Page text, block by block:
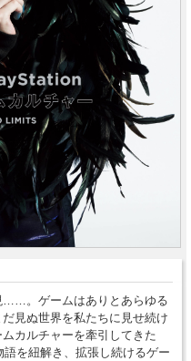
……。ゲームはありとあらゆる
見ぬ世界を私たちに見せ続け
カルチャーを牽引してきた
を紐解き、拡張し続けるゲー